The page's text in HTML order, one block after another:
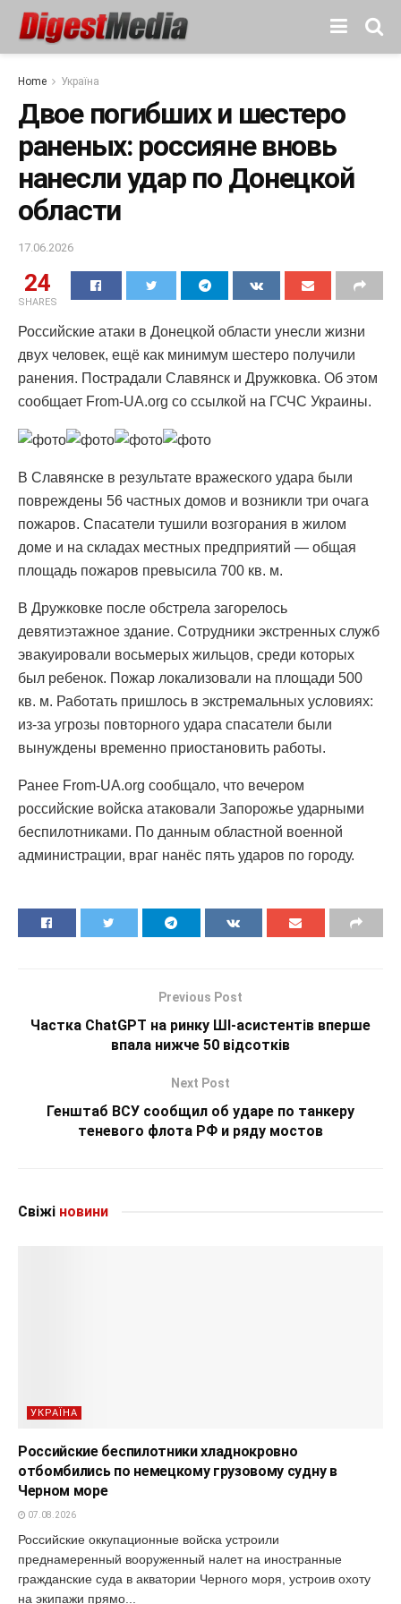
Home Україна
Двое погибших и шестеро
раненых: россияне вновь
нанесли удар по Донецкой
области
17.06.2026
24
SHARES
Российские атаки в Донецкой области унесли жизни
двух человек, ещё как минимум шестеро получили
ранения. Пострадали Славянск и Дружковка. Об этом
сообщает From-UA.org со ссылкой на ГСЧС Украины.
В Славянске в результате вражеского удара были
повреждены 56 частных домов и возникли три очага
пожаров. Спасатели тушили возгорания в жилом
доме и на складах местных предприятий — общая
площадь пожаров превысила 700 кв. м.
В Дружковке после обстрела загорелось
девятиэтажное здание. Сотрудники экстренных служб
эвакуировали восьмерых жильцов, среди которых
был ребенок. Пожар локализовали на площади 500
кв. м. Работать пришлось в экстремальных условиях:
из-за угрозы повторного удара спасатели были
вынуждены временно приостановить работы.
Ранее From-UA.org сообщало, что вечером
российские войска атаковали Запорожье ударными
беспилотниками. По данным областной военной
администрации, враг нанёс пять ударов по городу.
Previous Post
Частка ChatGPT на ринку ШІ-асистентів вперше
впала нижче 50 відсотків
Next Post
Генштаб ВСУ сообщил об ударе по танкеру
теневого флота РФ и ряду мостов
Свіжі новини
УКРАЇНА
Российские беспилотники хладнокровно
отбомбились по немецкому грузовому судну в
Черном море
07.08.2026
Российские оккупационные войска устроили
преднамеренный вооруженный налет на иностранные
гражданские суда в акватории Черного моря, устроив охоту
на экипажи прямо...